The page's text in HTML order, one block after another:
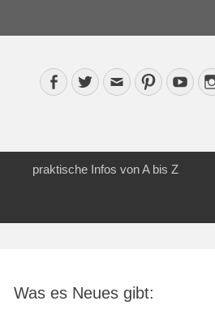
Facebook
TwitterEmailPinterest
praktische Infos von A bis Z
Was es Neues gibt: